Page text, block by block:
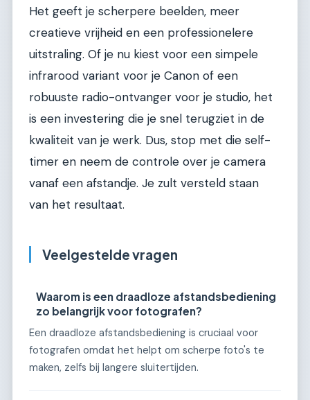
Het geeft je scherpere beelden, meer
creatieve vrijheid en een professionelere
uitstraling. Of je nu kiest voor een simpele
infrarood variant voor je Canon of een
robuuste radio-ontvanger voor je studio, het
is een investering die je snel terugziet in de
kwaliteit van je werk. Dus, stop met die self-
timer en neem de controle over je camera
vanaf een afstandje. Je zult versteld staan
van het resultaat.
Veelgestelde vragen
Waarom is een draadloze afstandsbediening
zo belangrijk voor fotografen?
Een draadloze afstandsbediening is cruciaal voor
fotografen omdat het helpt om scherpe foto's te
maken, zelfs bij langere sluitertijden.